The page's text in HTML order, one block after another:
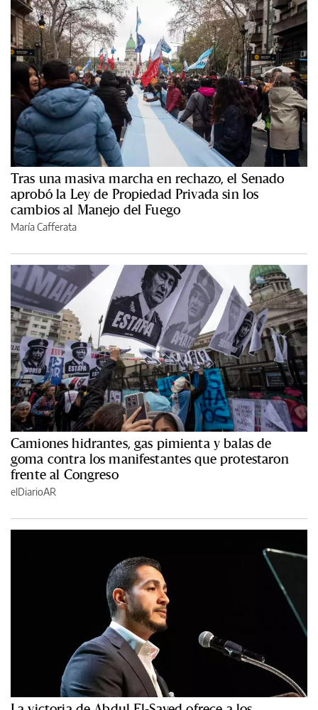
Tras una masiva marcha en rechazo, el Senado
aprobó la Ley de Propiedad Privada sin los
cambios al Manejo del Fuego
María Cafferata
Camiones hidrantes, gas pimienta y balas de
goma contra los manifestantes que protestaron
frente al Congreso
elDiarioAR